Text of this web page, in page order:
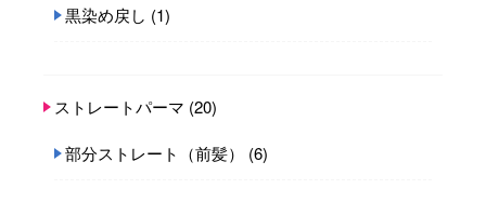
黒染め戻し (1)
ストレートパーマ (20)
部分ストレート（前髪） (6)